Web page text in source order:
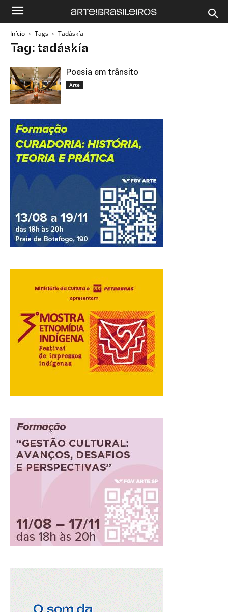
Início Tags Tadáskía
Tag: tadáskía
Poesia em trânsito
Arte